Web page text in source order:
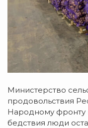
Министерство
продовольствия
Народному фронту
бедствия люди